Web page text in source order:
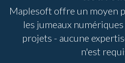
Maplesoft offre un moyen
les jumeaux
projets - aucune
n'est